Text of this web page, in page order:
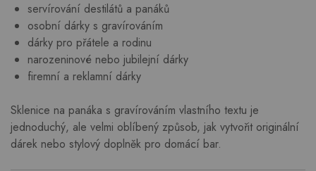
servírování destilátů a panáků
osobní dárky s gravírováním
dárky pro přátele a rodinu
narozeninové nebo jubilejní dárky
firemní a reklamní dárky
Sklenice na panáka s gravírováním vlastního textu je
jednoduchý, ale velmi oblíbený způsob, jak vytvořit originální
dárek nebo stylový doplněk pro domácí bar.